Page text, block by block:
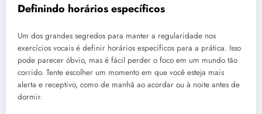
Definindo horários específicos
Um dos grandes segredos para manter a regularidade nos
exercícios vocais é definir horários específicos para a prática. Isso
pode parecer óbvio, mas é fácil perder o foco em um mundo tão
corrido. Tente escolher um momento em que você esteja mais
alerta e receptivo, como de manhã ao acordar ou à noite antes de
dormir.